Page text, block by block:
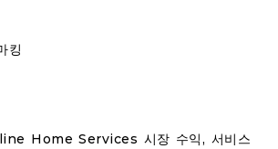
킹
Home Services 시장 수익, 서비스